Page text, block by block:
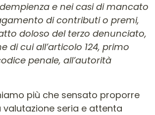
e nei casi di mancato
di contributi o premi,
doloso del terzo denunciato,
di cui all’articolo 124, primo
penale, all’autorità
più che sensato proporre
valutazione seria e attenta